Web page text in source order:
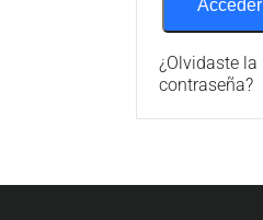
Acceder
¿Olvidaste la
contraseña?